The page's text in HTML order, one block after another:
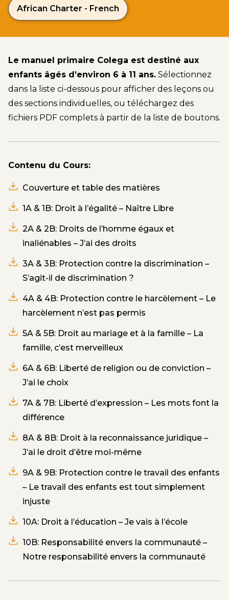
African Charter - French
Le manuel primaire Colega est destiné aux
enfants âgés d’environ 6 à 11 ans. Sélectionnez
dans la liste ci-dessous pour afficher des leçons ou
des sections individuelles, ou téléchargez des
fichiers PDF complets à partir de la liste de boutons.
Contenu du Cours:
Couverture et table des matières
1A & 1B: Droit à l’égalité – Naître Libre
2A & 2B: Droits de l’homme égaux et
inaliénables – J’ai des droits
3A & 3B: Protection contre la discrimination –
S’agit-il de discrimination ?
4A & 4B: Protection contre le harcèlement – Le
harcèlement n’est pas permis
5A & 5B: Droit au mariage et à la famille – La
famille, c’est merveilleux
6A & 6B: Liberté de religion ou de conviction –
J’ai le choix
7A & 7B: Liberté d’expression – Les mots font la
différence
8A & 8B: Droit à la reconnaissance juridique –
J’ai le droit d’être moi-même
9A & 9B: Protection contre le travail des enfants
– Le travail des enfants est tout simplement
injuste
10A: Droit à l’éducation – Je vais à l’école
10B: Responsabilité envers la communauté –
Notre responsabilité envers la communauté